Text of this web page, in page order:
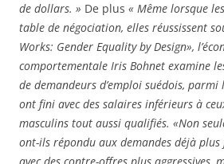
de dollars. » De plus « Même lorsque
table de négociation, elles réussissent
Works: Gender Equality by Design»,
comportementale Iris Bohnet examine
de demandeurs d’emploi suédois, parmi
ont fini avec des salaires inférieurs à
masculins tout aussi qualifiés. «Non
ont-ils répondu aux demandes déjà plus